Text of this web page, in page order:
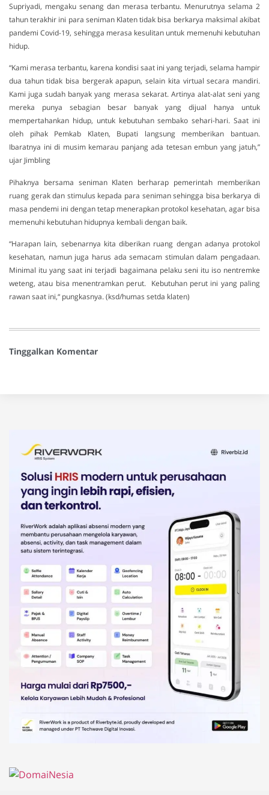
Supriyadi, mengaku senang dan merasa terbantu. Menurutnya selama 2
tahun terakhir ini para seniman Klaten tidak bisa berkarya maksimal akibat
pandemi Covid-19, sehingga merasa kesulitan untuk memenuhi kebutuhan
hidup.
“Kami merasa terbantu, karena kondisi saat ini yang terjadi, selama hampir
dua tahun tidak bisa bergerak apapun, selain kita virtual secara mandiri.
Kami juga sudah banyak yang merasa sekarat. Artinya alat-alat seni yang
mereka punya sebagian besar banyak yang dijual hanya untuk
mempertahankan hidup, untuk kebutuhan sembako sehari-hari. Saat ini
oleh pihak Pemkab Klaten, Bupati langsung memberikan bantuan.
Ibaratnya ini di musim kemarau panjang ada tetesan embun yang jatuh,”
ujar Jimbling
Pihaknya bersama seniman Klaten berharap pemerintah memberikan
ruang gerak dan stimulus kepada para seniman sehingga bisa berkarya di
masa pendemi ini dengan tetap menerapkan protokol kesehatan, agar bisa
memenuhi kebutuhan hidupnya kembali dengan baik.
“Harapan lain, sebenarnya kita diberikan ruang dengan adanya protokol
kesehatan, namun juga harus ada semacam stimulan dalam pengadaan.
Minimal itu yang saat ini terjadi bagaimana pelaku seni itu iso nentremke
weteng, atau bisa menentramkan perut. Kebutuhan perut ini yang paling
rawan saat ini,“ pungkasnya. (ksd/humas setda klaten)
Tinggalkan Komentar